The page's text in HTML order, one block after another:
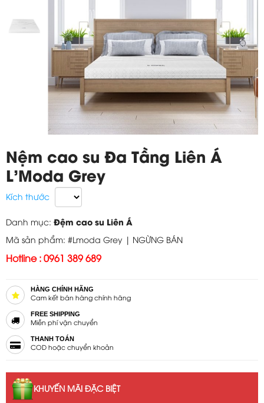
Nệm cao su Đa Tầng Liên Á
L'Moda Grey
Kích thước
Danh mục: Đệm cao su Liên Á
Mã sản phẩm: #Lmoda Grey | NGỪNG BÁN
Hotline : 0961 389 689
HÀNG CHÍNH HÃNG
Cam kết bán hàng chính hãng
FREE SHIPPING
Miễn phí vận chuyển
THANH TOÁN
COD hoặc chuyển khoản
KHUYẾN MÃI ĐẶC BIỆT